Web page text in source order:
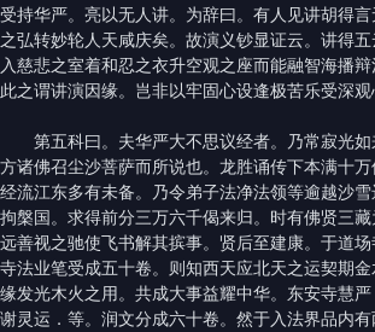
受持华严。亮以无人讲。为辞曰。有人见讲胡得
之弘转妙轮人天咸庆矣。故演义钞显证云。讲得
入慈悲之室着和忍之衣升空观之座而能融智海播辩
此之谓讲演因缘。岂非以牢固心设逢极苦乐受深观
第五科曰。夫华严大不思议经者。乃常寂光如
方诸佛召尘沙菩萨而所说也。龙胜诵传下本满十
经流江东多有未备。乃令弟子法净法领等逾越沙
拘槃国。求得前分三万六千偈来归。时有佛贤三藏
远善视之驰使飞书解其摈事。贤后至建康。于道
寺法业笔受成五十卷。则知西天应北天之运契期
缘发光木火之用。共成大事益耀中华。东安寺慧
谢灵运．等。润文分成六十卷。然于入法界品内